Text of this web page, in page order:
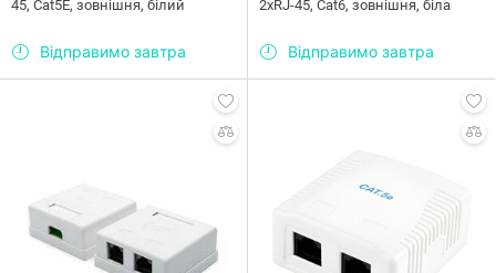
45, Cat5Е, зовнішня, білий
Відправимо завтра
2хRJ-45, Cat6, зовнішня, біла
Відправимо завтра